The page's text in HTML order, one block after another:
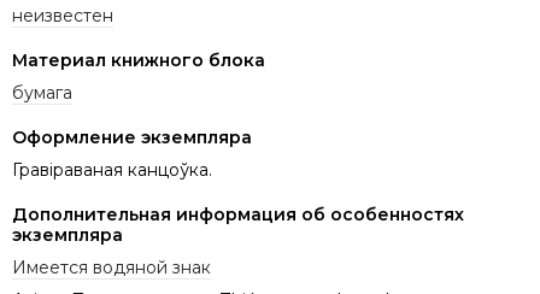
неизвестен
Материал книжного блока
бумага
Оформление экземпляра
Гравіраваная канцоўка.
Дополнительная информация об особенностях
экземпляра
Имеется водяной знак